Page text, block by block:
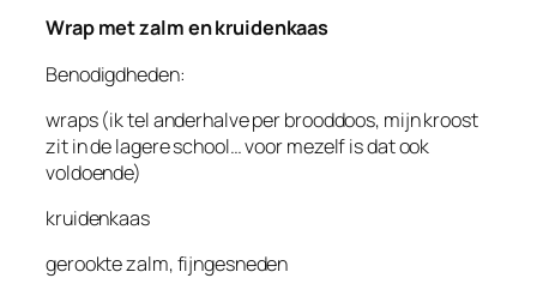
Wrap met zalm en kruidenkaas
Benodigdheden:
wraps (ik tel anderhalve per brooddoos, mijn kroost
zit in de lagere school… voor mezelf is dat ook
voldoende)
kruidenkaas
gerookte zalm, fijngesneden